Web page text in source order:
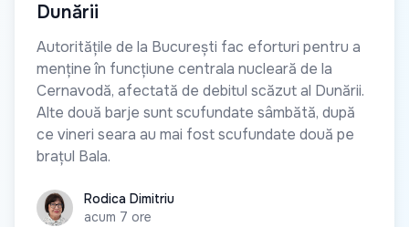
Dunării
Autoritățile de la București fac eforturi pentru a
menține în funcțiune centrala nucleară de la
Cernavodă, afectată de debitul scăzut al Dunării.
Alte două barje sunt scufundate sâmbătă, după
ce vineri seara au mai fost scufundate două pe
brațul Bala.
Rodica Dimitriu
Rodica Dimitriu
acum 7 ore